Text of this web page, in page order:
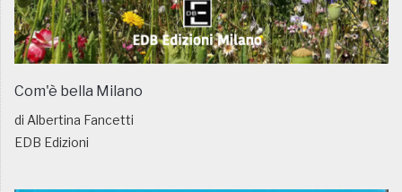
Com'è bella Milano
di Albertina Fancetti
EDB Edizioni